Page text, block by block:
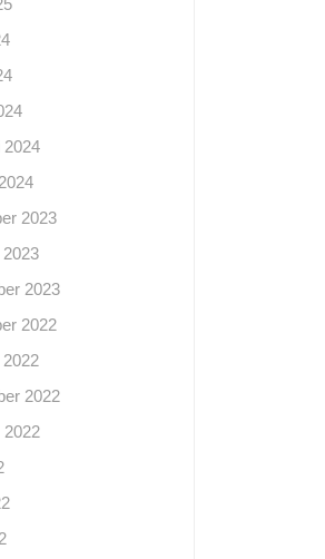
2024
2023
2023
2022
2022
2022